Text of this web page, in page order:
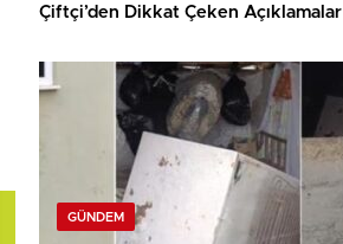
Çiftçi’den Dikkat Çeken Açıklamalar
GÜNDEM